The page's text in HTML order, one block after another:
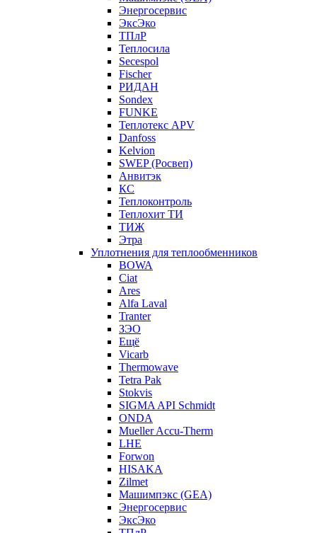
Энергосервис
ЭксЭко
ТПлР
Теплосила
Secespol
Fischer
РИДАН
Sondex
FUNKE
Теплотекс APV
Danfoss
Kelvion
SWEP (Росвеп)
Анвитэк
КС
Теплоконтроль
Теплохит ТИ
ТИЖ
Этра
Уплотнения для теплообменников
BOWA
Ciat
Ares
Alfa Laval
Tranter
ЗЭО
Ещё
Vicarb
Thermowave
Tetra Pak
Stokvis
SIGMA API Schmidt
ONDA
Mueller Accu-Therm
LHE
Forwon
HISAKA
Zilmet
Машимпэкс (GEA)
Энергосервис
ЭксЭко